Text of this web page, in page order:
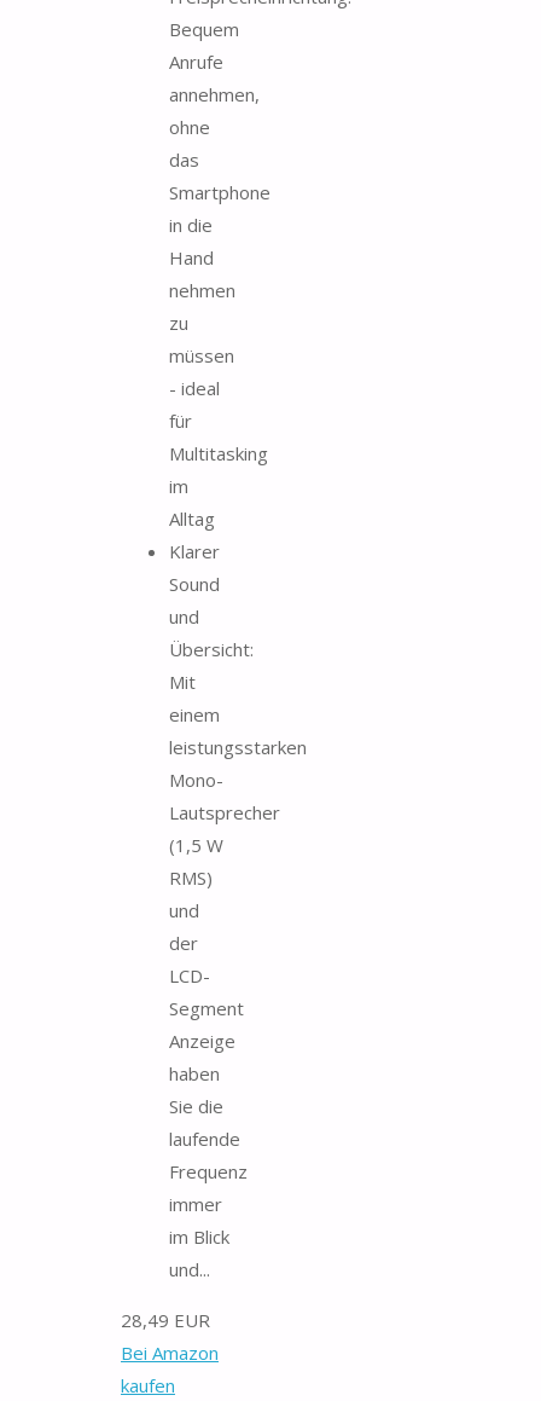
Bequem
Anrufe
annehmen,
ohne
das
Smartphone
in die
Hand
nehmen
zu
müssen
- ideal
für
Multitasking
im
Alltag
Klarer
Sound
und
Übersicht:
Mit
einem
leistungsstarken
Mono-
Lautsprecher
(1,5 W
RMS)
und
der
LCD-
Segment
Anzeige
haben
Sie die
laufende
Frequenz
immer
im Blick
und...
28,49 EUR
Bei Amazon
kaufen